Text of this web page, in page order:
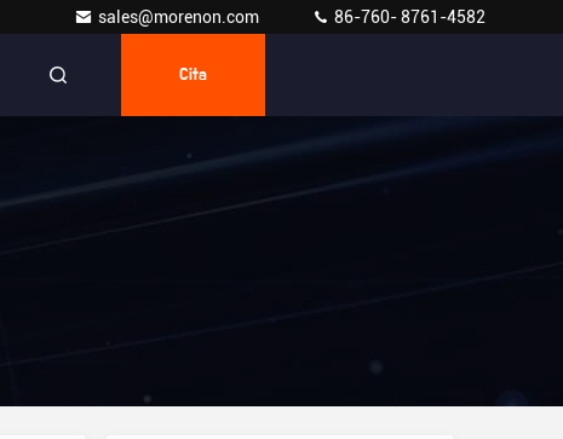
sales@morenon.com 86-760- 8761-4582
Cita